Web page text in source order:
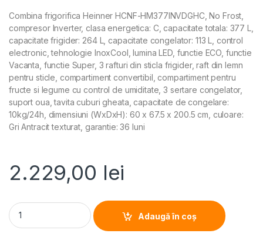
Combina frigorifica Heinner HCNF-HM377INVDGHC, No Frost,
compresor Inverter, clasa energetica: C, capacitate totala: 377 L,
capacitate frigider: 264 L, capacitate congelator: 113 L, control
electronic, tehnologie InoxCool, lumina LED, functie ECO, functie
Vacanta, functie Super, 3 rafturi din sticla frigider, raft din lemn
pentru sticle, compartiment convertibil, compartiment pentru
fructe si legume cu control de umiditate, 3 sertare congelator,
suport oua, tavita cuburi gheata, capacitate de congelare:
10kg/24h, dimensiuni (WxDxH): 60 x 67.5 x 200.5 cm, culoare:
Gri Antracit texturat, garantie: 36 luni
2.229,00 lei
COMBINA FRIGORIFICA HEINNER HCNF-HM377INVDGHC,
Adaugă în coș